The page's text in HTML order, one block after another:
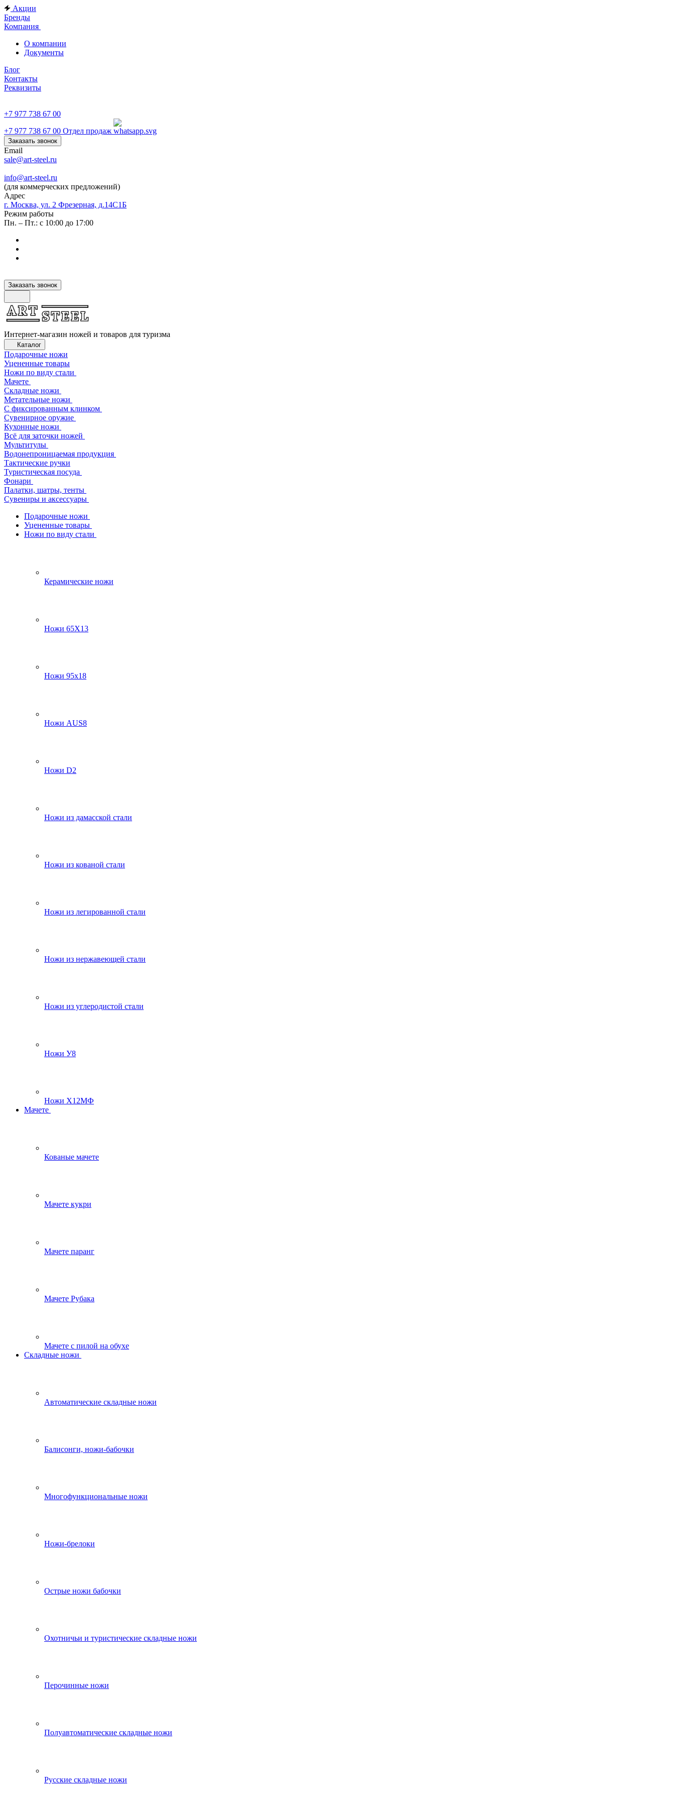
Акции
Бренды
Компания
О компании
Документы
Блог
Контакты
Реквизиты
+7 977 738 67 00
+7 977 738 67 00 Отдел продаж
Заказать звонок
Email
sale@art-steel.ru
info@art-steel.ru
(для коммерческих предложений)
Адрес
г. Москва, ул. 2 Фрезерная, д.14С1Б
Режим работы
Пн. – Пт.: с 10:00 до 17:00
Заказать звонок
Интернет-магазин ножей и товаров для туризма
Каталог
Подарочные ножи
Уцененные товары
Ножи по виду стали
Мачете
Складные ножи
Метательные ножи
С фиксированным клинком
Сувенирное оружие
Кухонные ножи
Всё для заточки ножей
Мультитулы
Водонепроницаемая продукция
Тактические ручки
Туристическая посуда
Фонари
Палатки, шатры, тенты
Сувениры и аксессуары
Подарочные ножи
Уцененные товары
Ножи по виду стали
Керамические ножи
Ножи 65Х13
Ножи 95х18
Ножи AUS8
Ножи D2
Ножи из дамасской стали
Ножи из кованой стали
Ножи из легированной стали
Ножи из нержавеющей стали
Ножи из углеродистой стали
Ножи У8
Ножи Х12МФ
Мачете
Кованые мачете
Мачете кукри
Мачете паранг
Мачете Рубака
Мачете с пилой на обухе
Складные ножи
Автоматические складные ножи
Балисонги, ножи-бабочки
Многофункциональные ножи
Ножи-брелоки
Острые ножи бабочки
Охотничьи и туристические складные ножи
Перочинные ножи
Полуавтоматические складные ножи
Русские складные ножи